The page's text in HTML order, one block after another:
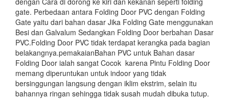
gate. Perbedaan antara Folding Door PVC dengan Folding
Gate yaitu dari bahan dasar Jika Folding Gate menggunakan
Besi dan Galvalum Sedangkan Folding Door berbahan Dasar
PVC.Folding Door PVC tidak terdapat kerangka pada bagian
belakangnya.pemakaianBahan PVC untuk Bahan dasar
Folding Door ialah sangat Cocok karena Pintu Folding Door
memang diperuntukan untuk indoor yang tidak
bersinggungan langsung dengan iklim ekstrim, selain itu
bahannya ringan sehingga tidak susah mudah dibuka tutup.